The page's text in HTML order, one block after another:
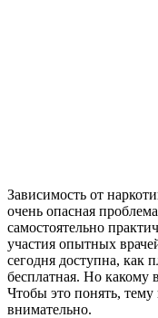
Зависимость от
очень опасная
самостоятельно
участия опытных
сегодня доступна, как
бесплатная. Но какому
Чтобы это понять, тему
внимательно.